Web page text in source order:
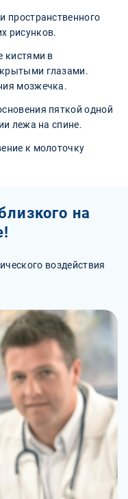
пространственного
рисунков.
кистями в
глазами.
мозжечка.
пяткой одной
лежа на спине.
к молоточку
на
воздействия